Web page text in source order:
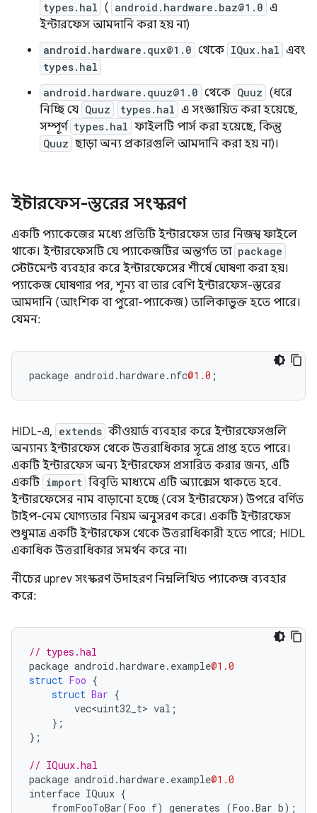
types.hal ( android.hardware.baz@1.0 এ
ইন্টারফেস আমদানি করা হয় না)
android.hardware.qux@1.0 থেকে IQux.hal এবং
types.hal
android.hardware.quuz@1.0 থেকে Quuz (ধরে
নিচ্ছি যে Quuz types.hal এ সংজ্ঞায়িত করা হয়েছে,
সম্পূর্ণ types.hal ফাইলটি পার্স করা হয়েছে, কিন্তু
Quuz ছাড়া অন্য প্রকারগুলি আমদানি করা হয় না)।
ইন্টারফেস-স্তরের সংস্করণ
একটি প্যাকেজের মধ্যে প্রতিটি ইন্টারফেস তার নিজস্ব ফাইলে
থাকে। ইন্টারফেসটি যে প্যাকেজটির অন্তর্গত তা package
স্টেটমেন্ট ব্যবহার করে ইন্টারফেসের শীর্ষে ঘোষণা করা হয়।
প্যাকেজ ঘোষণার পর, শূন্য বা তার বেশি ইন্টারফেস-স্তরের
আমদানি (আংশিক বা পুরো-প্যাকেজ) তালিকাভুক্ত হতে পারে।
যেমন:
package android .hardware.nfc@1.0 ;
HIDL-এ, extends কীওয়ার্ড ব্যবহার করে ইন্টারফেসগুলি
অন্যান্য ইন্টারফেস থেকে উত্তরাধিকার সূত্রে প্রাপ্ত হতে পারে।
একটি ইন্টারফেস অন্য ইন্টারফেস প্রসারিত করার জন্য, এটি
একটি import বিবৃতি মাধ্যমে এটি অ্যাক্সেস থাকতে হবে.
ইন্টারফেসের নাম বাড়ানো হচ্ছে (বেস ইন্টারফেস) উপরে বর্ণিত
টাইপ-নেম যোগ্যতার নিয়ম অনুসরণ করে। একটি ইন্টারফেস
শুধুমাত্র একটি ইন্টারফেস থেকে উত্তরাধিকারী হতে পারে; HIDL
একাধিক উত্তরাধিকার সমর্থন করে না।
নীচের uprev সংস্করণ উদাহরণ নিম্নলিখিত প্যাকেজ ব্যবহার
করে:
// types.hal
package android .hardware. example@1.0
struct Foo {
struct Bar {
vec<uint32_t> val ;
};
};
// IQuux.hal
package android .hardware. example@1.0
interface IQuux {
fromFooToBar(Foo f) generates (Foo .Bar b);